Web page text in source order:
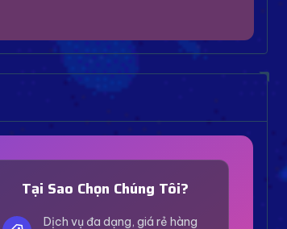
Tại Sao Chọn Chúng Tôi?
Dịch vụ đa dạng, giá rẻ hàng
Trợ Lý Hỗ Trợ
Luôn sẵn sàng giải đáp thắc mắc
Vui lòng chọn phương thức hỗ trợ phù hợp với nhu
cầu của bạn.